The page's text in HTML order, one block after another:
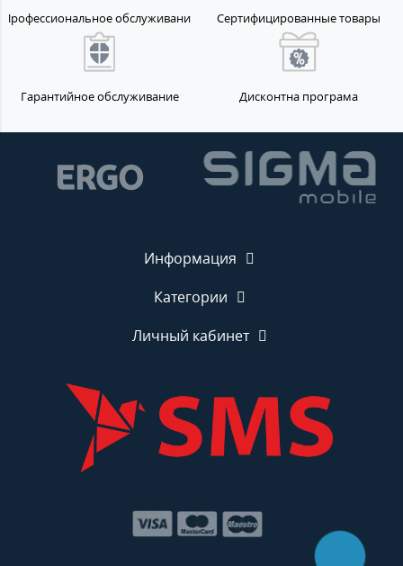
Профессиональное обслуживание Сертифицированные товары
Гарантийное обслуживание Дисконтна програма
Информация
Категории
Личный кабинет